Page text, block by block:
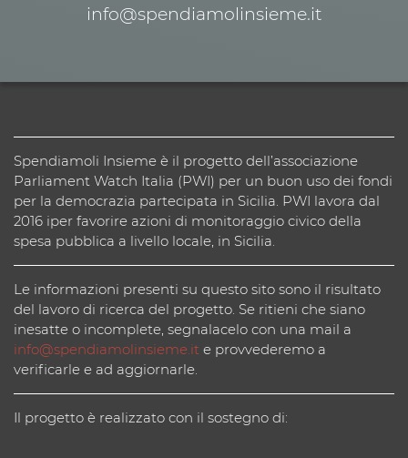
info@spendiamolinsieme.it
Spendiamoli Insieme è il progetto dell’associazione
Parliament Watch Italia (PWI) per un buon uso dei fondi
per la democrazia partecipata in Sicilia. PWI lavora dal
2016 iper favorire azioni di monitoraggio civico della
spesa pubblica a livello locale, in Sicilia.
Le informazioni presenti su questo sito sono il risultato
del lavoro di ricerca del progetto. Se ritieni che siano
inesatte o incomplete, segnalacelo con una mail a
info@spendiamolinsieme.it e provvederemo a
verificarle e ad aggiornarle.
Il progetto è realizzato con il sostegno di: